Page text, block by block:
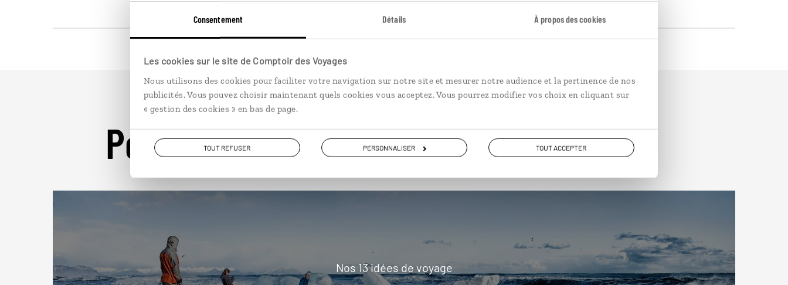
Consentement Détails À propos des cookies
Les cookies sur le site de Comptoir des Voyages
Nous utilisons des cookies pour faciliter votre navigation sur notre site et mesurer notre audience et la pertinence de nos
publicités. Vous pouvez choisir maintenant quels cookies vous acceptez. Vous pourrez modifier vos choix en cliquant sur
« gestion des cookies » en bas de page.
TOUT REFUSER PERSONNALISER TOUT ACCEPTER
Pour aller plus loin
Nos 13 idées de voyage